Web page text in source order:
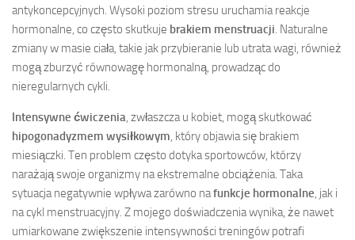
antykoncepcyjnych. Wysoki poziom stresu uruchamia reakcje
hormonalne, co często skutkuje brakiem menstruacji. Naturalne
zmiany w masie ciała, takie jak przybieranie lub utrata wagi, również
mogą zburzyć równowagę hormonalną, prowadząc do
nieregularnych cykli.
Intensywne ćwiczenia, zwłaszcza u kobiet, mogą skutkować
hipogonadyzmem wysiłkowym, który objawia się brakiem
miesiączki. Ten problem często dotyka sportowców, którzy
narażają swoje organizmy na ekstremalne obciążenia. Taka
sytuacja negatywnie wpływa zarówno nafunkcje hormonalne, jak i
na cykl menstruacyjny. Z mojego doświadczenia wynika, że nawet
umiarkowane zwiększenie intensywności treningów potrafi